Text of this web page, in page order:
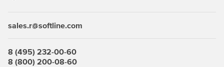
sales.r@softline.com
8 (495) 232-00-60
8 (800) 200-08-60